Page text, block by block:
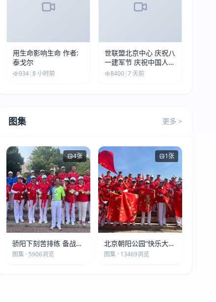
用生命影响生命 作者:
泰戈尔
934|8 小时前
世联盟北京中心 庆祝八
一建军节 庆祝中国人民
解放军建军99周年
8400|7 天前
图集 更多 >
4张
骄阳下刻苦排练 备战第
五届莫斯科世界大健康
图集 · 5906浏览
1张
北京朝阳公园“快乐大本
营”建党105周年庆祝活
图集 · 13469浏览